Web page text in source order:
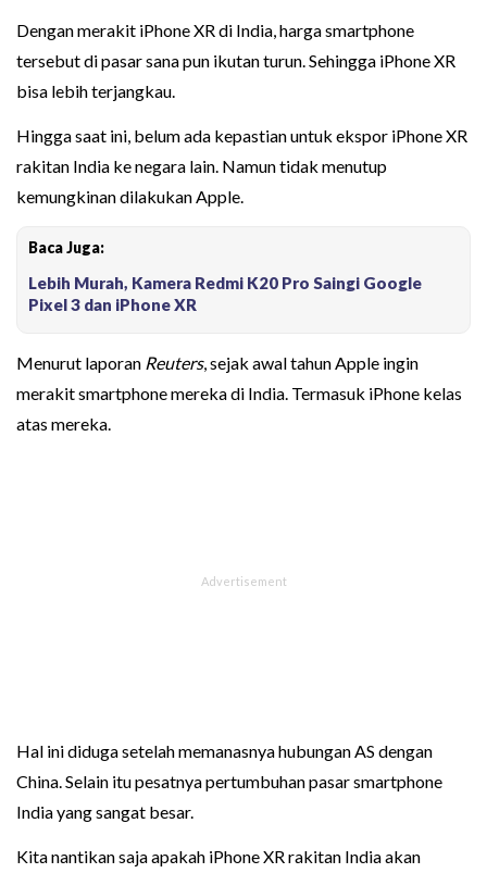
Dengan merakit iPhone XR di India, harga smartphone
tersebut di pasar sana pun ikutan turun. Sehingga iPhone XR
bisa lebih terjangkau.
Hingga saat ini, belum ada kepastian untuk ekspor iPhone XR
rakitan India ke negara lain. Namun tidak menutup
kemungkinan dilakukan Apple.
Baca Juga:
Lebih Murah, Kamera Redmi K20 Pro Saingi Google
Pixel 3 dan iPhone XR
Menurut laporan Reuters, sejak awal tahun Apple ingin
merakit smartphone mereka di India. Termasuk iPhone kelas
atas mereka.
Hal ini diduga setelah memanasnya hubungan AS dengan
China. Selain itu pesatnya pertumbuhan pasar smartphone
India yang sangat besar.
Kita nantikan saja apakah iPhone XR rakitan India akan